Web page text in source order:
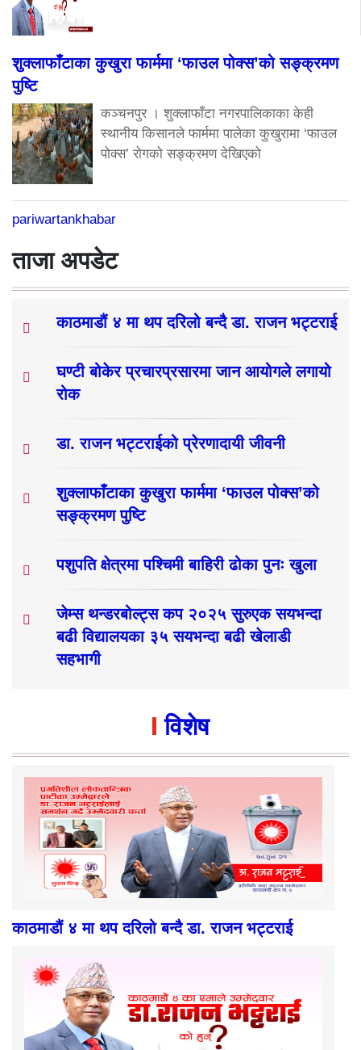
शुक्लाफाँटाका कुखुरा फार्ममा ‘फाउल पोक्स’को सङ्क्रमण
पुष्टि
कञ्चनपुर । शुक्लाफाँटा नगरपालिकाका केही
स्थानीय किसानले फार्ममा पालेका कुखुरामा ‘फाउल
पोक्स’ रोगको सङ्क्रमण देखिएको
pariwartankhabar
ताजा अपडेट
काठमाडौं ४ मा थप दरिलो बन्दै डा. राजन भट्टराई
घण्टी बोकेर प्रचारप्रसारमा जान आयोगले लगायो
रोक
डा. राजन भट्टराईको प्रेरणादायी जीवनी
शुक्लाफाँटाका कुखुरा फार्ममा ‘फाउल पोक्स’को
सङ्क्रमण पुष्टि
पशुपति क्षेत्रमा पश्चिमी बाहिरी ढोका पुनः खुला
जेम्स थन्डरबोल्ट्स कप २०२५ सुरुएक सयभन्दा
बढी विद्यालयका ३५ सयभन्दा बढी खेलाडी
सहभागी
विशेष
काठमाडौं ४ मा थप दरिलो बन्दै डा. राजन भट्टराई